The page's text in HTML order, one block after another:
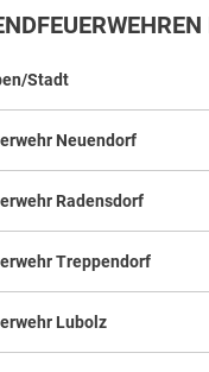
Stadt
Neuendorf
Radensdorf
Treppendorf
Lubolz